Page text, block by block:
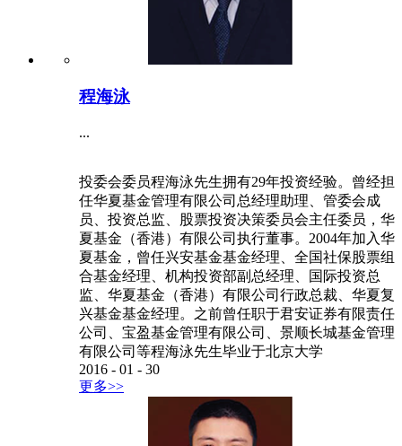
程海泳
...
投委会委员程海泳先生拥有29年投资经验。曾经担
任华夏基金管理有限公司总经理助理、管委会成
员、投资总监、股票投资决策委员会主任委员，华
夏基金（香港）有限公司执行董事。2004年加入华
夏基金，曾任兴安基金基金经理、全国社保股票组
合基金经理、机构投资部副总经理、国际投资总
监、华夏基金（香港）有限公司行政总裁、华夏复
兴基金基金经理。之前曾任职于君安证券有限责任
公司、宝盈基金管理有限公司、景顺长城基金管理
有限公司等程海泳先生毕业于北京大学
2016 - 01 - 30
更多>>